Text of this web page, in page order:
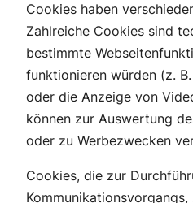
Cookies haben
Zahlreiche Cookies sind
bestimmte
funktionieren würden (z.
oder die Anzeige von
können zur Auswertung
oder zu Werbezwecken
Cookies, die zur